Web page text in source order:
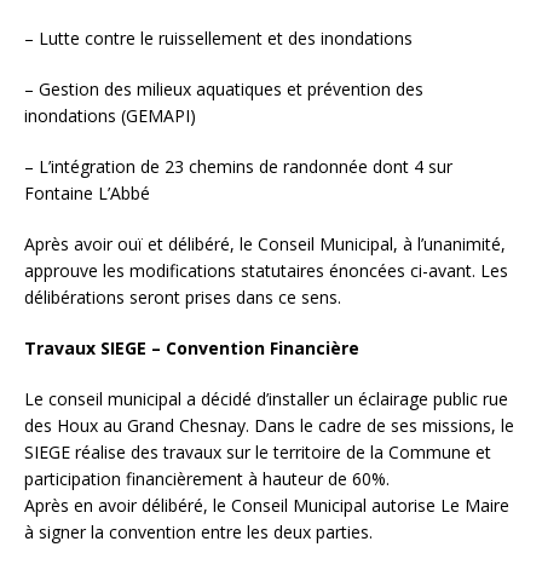
– Lutte contre le ruissellement et des inondations
– Gestion des milieux aquatiques et prévention des
inondations (GEMAPI)
– L’intégration de 23 chemins de randonnée dont 4 sur
Fontaine L’Abbé
Après avoir ouï et délibéré, le Conseil Municipal, à l’unanimité,
approuve les modifications statutaires énoncées ci-avant. Les
délibérations seront prises dans ce sens.
Travaux SIEGE – Convention Financière
Le conseil municipal a décidé d’installer un éclairage public rue
des Houx au Grand Chesnay. Dans le cadre de ses missions, le
SIEGE réalise des travaux sur le territoire de la Commune et
participation financièrement à hauteur de 60%.
Après en avoir délibéré, le Conseil Municipal autorise Le Maire
à signer la convention entre les deux parties.